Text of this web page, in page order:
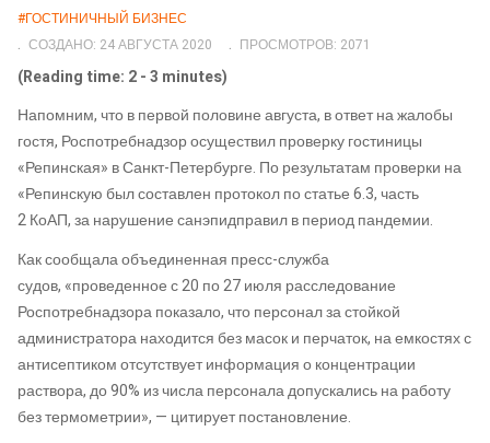
#ГОСТИНИЧНЫЙ БИЗНЕС
СОЗДАНО: 24 АВГУСТА 2020
ПРОСМОТРОВ: 2071
(Reading time: 2 - 3 minutes)
Напомним, что в первой половине августа, в ответ на жалобы
гостя, Роспотребнадзор осуществил проверку гостиницы
«Репинская» в Санкт-Петербурге. По результатам проверки на
«Репинскую был составлен протоколпо статье 6.3, часть
2КоАП, за нарушениесанэпидправилв период пандемии.
Как сообщалаобъединенная пресс-служба
судов, «проведенное с 20 по 27 июля расследование
Роспотребнадзорапоказало, что персонал за стойкой
администратора находится без масок и перчаток, на емкостях с
антисептиком отсутствует информация о концентрации
раствора, до 90% из числа персонала допускались на работу
без термометрии», — цитирует постановление.